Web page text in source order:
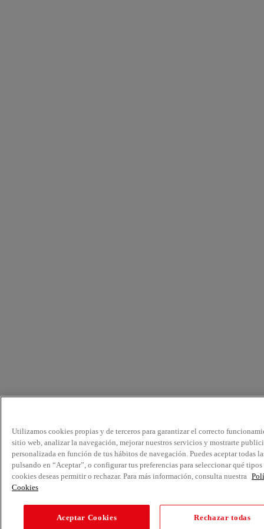
Utilizamos cookies propias y de terceros para garantizar el correcto
sitio web, analizar la navegación, mejorar nuestros servicios y mostrarte
personalizada en función de tus hábitos de navegación. Puedes aceptar todas
pulsando en “Aceptar”, o configurar tus preferencias para seleccionar qué tipos
cookies deseas permitir o rechazar. Para más información, consulta nuestra
Cookies
Aceptar Cookies Rechazar todas